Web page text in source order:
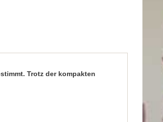
Trotz der kompakten